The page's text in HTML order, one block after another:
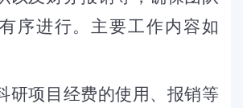
序进行。主要工作内容如
研项目经费的使用、报销等